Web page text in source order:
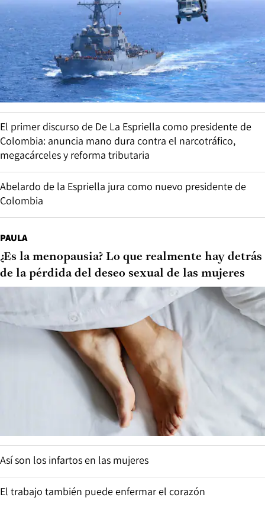
El primer discurso de De La Espriella como presidente de
Colombia: anuncia mano dura contra el narcotráfico,
megacárceles y reforma tributaria
Abelardo de la Espriella jura como nuevo presidente de
Colombia
PAULA
¿Es la menopausia? Lo que realmente hay detrás
de la pérdida del deseo sexual de las mujeres
Así son los infartos en las mujeres
El trabajo también puede enfermar el corazón